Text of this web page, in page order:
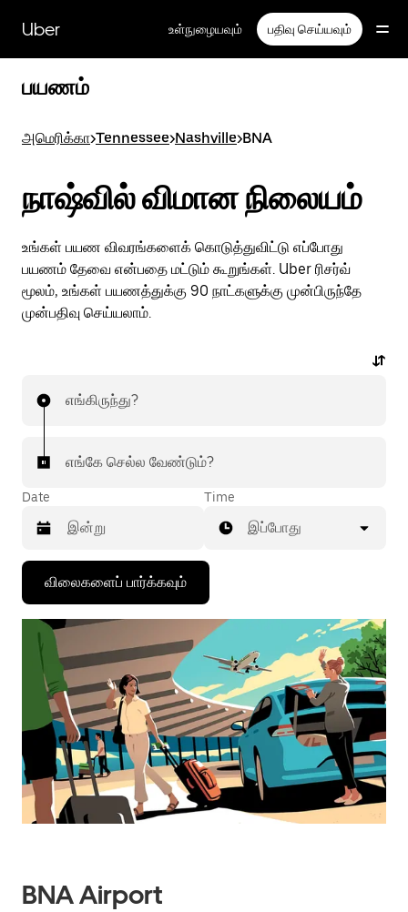
பக்கத்திற்குச்
செல்லவும்
Uber உள்நுழையவும் பதிவு செய்யவும்
பயணம்
அமெரிக்கா>Tennessee>Nashville>BNA
நாஷ்வில் விமான நிலையம்
உங்கள் பயண விவரங்களைக் கொடுத்துவிட்டு எப்போது
பயணம் தேவை என்பதை மட்டும் கூறுங்கள். Uber ரிசர்வ்
மூலம், உங்கள் பயணத்துக்கு 90 நாட்களுக்கு முன்பிருந்தே
முன்பதிவு செய்யலாம்.
எங்கிருந்து?
எங்கே செல்ல வேண்டும்?
Date
கீழ்நோக்கிய
அம்புக்குறியை
அழுத்தி
நாட்காட்டியைத்
தொடர்புகொள்ளவும்,
தேதியைத்
தேர்ந்தெடுக்கவும்.
நாட்காட்டியை
எஸ்கேப்
பொத்தான்
அழுத்தவும்.
Time
இப்போது
விலைகளைப் பார்க்கவும்
BNA Airport